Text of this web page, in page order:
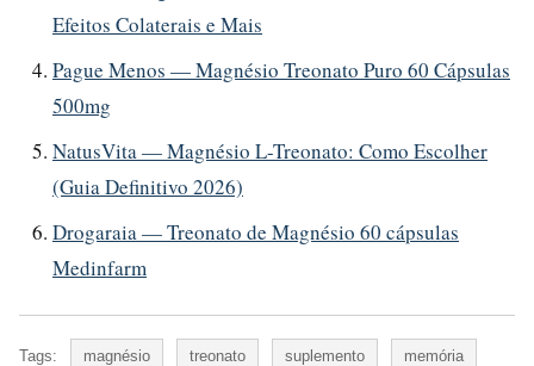
Efeitos Colaterais e Mais
Pague Menos — Magnésio Treonato Puro 60 Cápsulas
500mg
NatusVita — Magnésio L-Treonato: Como Escolher
(Guia Definitivo 2026)
Drogaraia — Treonato de Magnésio 60 cápsulas
Medinfarm
Tags: magnésio treonato suplemento memória